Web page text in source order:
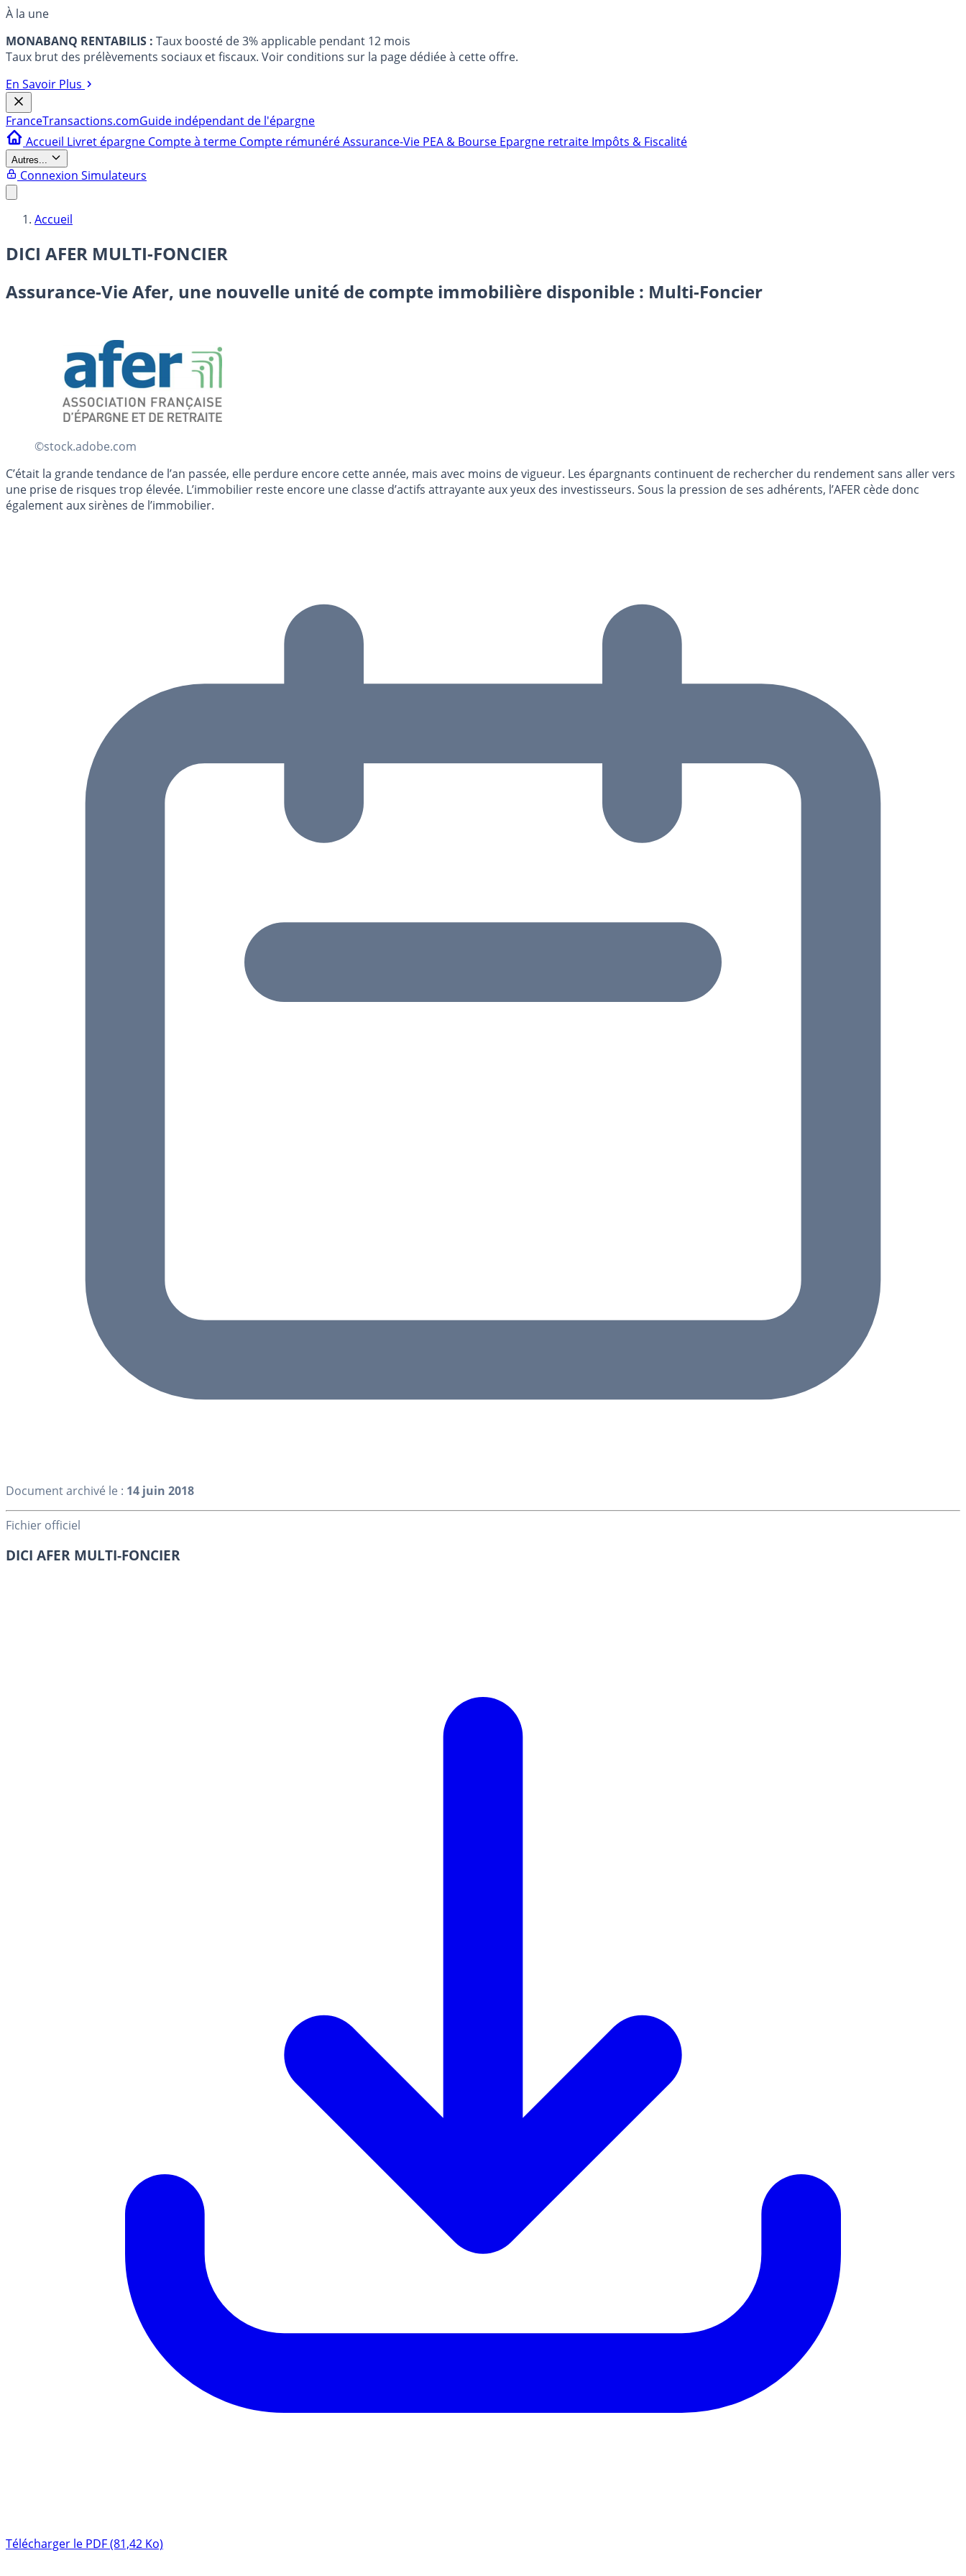
À la une
MONABANQ RENTABILIS : Taux boosté de 3% applicable pendant 12 mois
Taux brut des prélèvements sociaux et fiscaux. Voir conditions sur la page dédiée à cette offre.
En Savoir Plus
FranceTransactions.comGuide indépendant de l'épargne
Accueil Livret épargne Compte à terme Compte rémunéréAssurance-Vie PEA & Bourse Epargne retraite Impôts & Fiscalité
Autres...
Connexion Simulateurs
Accueil
DICI AFER MULTI-FONCIER
Assurance-Vie Afer, une nouvelle unité de compte immobilière disponible : Multi-Foncier
©stock.adobe.com
C’était la grande tendance de l’an passée, elle perdure encore cette année, mais avec moins de vigueur. Les épargnants continuent de rechercher du rendement sans aller vers
une prise de risques trop élevée. L’immobilier reste encore une classe d’actifs attrayante aux yeux des investisseurs. Sous la pression de ses adhérents, l’AFER cède donc
également aux sirènes de l’immobilier.
Document archivé le : 14 juin 2018
Fichier officiel
DICI AFER MULTI-FONCIER
Télécharger le PDF (81,42 Ko)